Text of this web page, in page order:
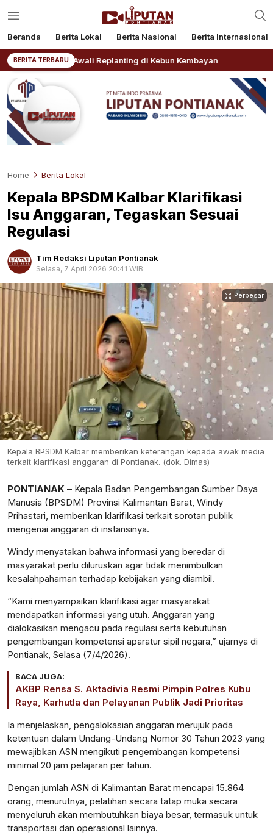
Beranda Berita Lokal Berita Nasional Berita Internasional
BERITA TERBARU
V Awali Replanting di Kebun Kembayan
Home Berita Lokal
Kepala BPSDM Kalbar Klarifikasi
Isu Anggaran, Tegaskan Sesuai
Regulasi
Tim Redaksi Liputan Pontianak
Selasa, 7 April 2026 20:41 WIB
Perbesar
Kepala BPSDM Kalbar memberikan keterangan kepada awak media
terkait klarifikasi anggaran di Pontianak. (dok. Dimas)
PONTIANAK – Kepala Badan Pengembangan Sumber Daya
Manusia (BPSDM) Provinsi Kalimantan Barat, Windy
Prihastari, memberikan klarifikasi terkait sorotan publik
mengenai anggaran di instansinya.
Windy menyatakan bahwa informasi yang beredar di
masyarakat perlu diluruskan agar tidak menimbulkan
kesalahpahaman terhadap kebijakan yang diambil.
“Kami menyampaikan klarifikasi agar masyarakat
mendapatkan informasi yang utuh. Anggaran yang
dialokasikan mengacu pada regulasi serta kebutuhan
pengembangan kompetensi aparatur sipil negara,” ujarnya di
Pontianak, Selasa (7/4/2026).
BACA JUGA:
AKBP Rensa S. Aktadivia Resmi Pimpin Polres Kubu
Raya, Karhutla dan Pelayanan Publik Jadi Prioritas
Ia menjelaskan, pengalokasian anggaran merujuk pada
ketentuan dalam Undang-Undang Nomor 30 Tahun 2023 yang
mewajibkan ASN mengikuti pengembangan kompetensi
minimal 20 jam pelajaran per tahun.
Dengan jumlah ASN di Kalimantan Barat mencapai 15.864
orang, menurutnya, pelatihan secara tatap muka secara
menyeluruh akan membutuhkan biaya besar, termasuk untuk
transportasi dan operasional lainnya.